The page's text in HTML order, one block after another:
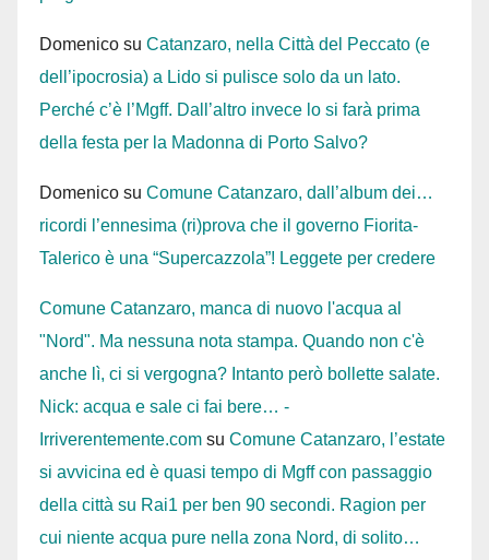
Domenico su Catanzaro, nella Città del Peccato (e
dell’ipocrosia) a Lido si pulisce solo da un lato.
Perché c’è l’Mgff. Dall’altro invece lo si farà prima
della festa per la Madonna di Porto Salvo?
Domenico su Comune Catanzaro, dall’album dei…
ricordi l’ennesima (ri)prova che il governo Fiorita-
Talerico è una “Supercazzola”! Leggete per credere
Comune Catanzaro, manca di nuovo l'acqua al
"Nord". Ma nessuna nota stampa. Quando non c'è
anche lì, ci si vergogna? Intanto però bollette salate.
Nick: acqua e sale ci fai bere… -
Irriverentemente.com su Comune Catanzaro, l’estate
si avvicina ed è quasi tempo di Mgff con passaggio
della città su Rai1 per ben 90 secondi. Ragion per
cui niente acqua pure nella zona Nord, di solito…